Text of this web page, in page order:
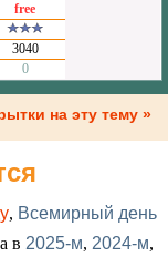
free
3040
0
на эту тему »
, Всемирный день
в 2025-м, 2024-м,